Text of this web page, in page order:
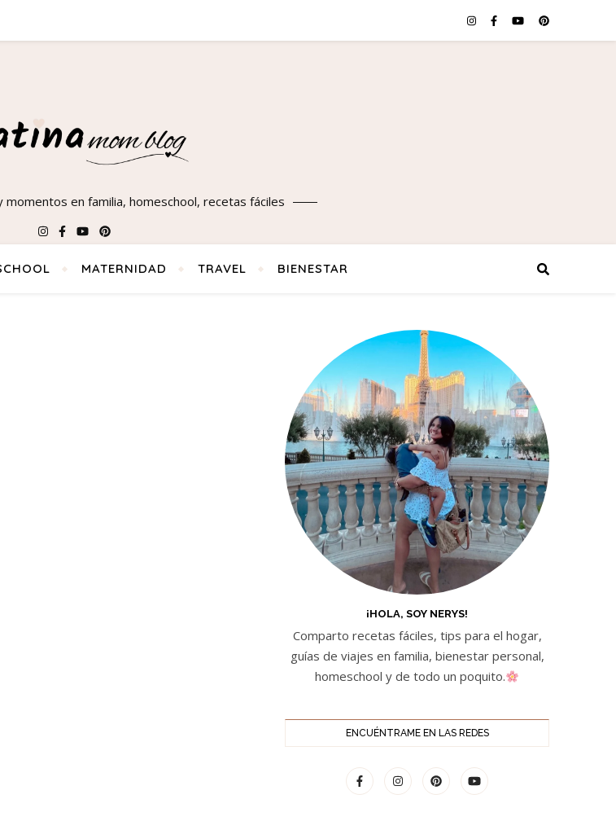
momentos en familia, homeschool, recetas fáciles
MATERNIDAD TRAVEL BIENESTAR
¡HOLA, SOY NERYS!
Comparto recetas fáciles, tips para el hogar,
guías de viajes en familia, bienestar personal,
homeschool y de todo un poquito.
ENCUÉNTRAME EN LAS REDES